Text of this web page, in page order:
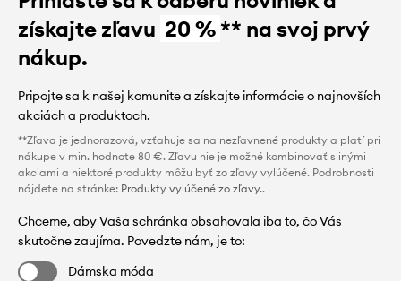
získajte zľavu 20 %** na svoj prvý
nákup.
Pripojte sa k našej komunite a získajte informácie o najnovších
akciách a produktoch.
**Zľava je jednorazová, vzťahuje sa na nezľavnené produkty a platí pri
nákupe v min. hodnote 80 €. Zľavu nie je možné kombinovať s inými
akciami a niektoré produkty môžu byť zo zľavy vylúčené. Podrobnosti
nájdete na stránke: Produkty vylúčené zo zľavy..
Chceme, aby Vaša schránka obsahovala iba to, čo Vás
skutočne zaujíma. Povedzte nám, je to:
Dámska móda